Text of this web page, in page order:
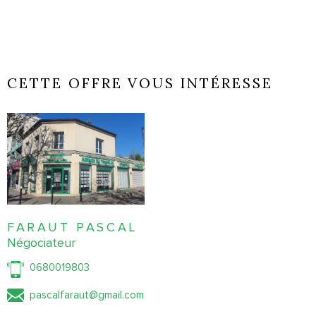
CETTE OFFRE VOUS INTÉRESSE
FARAUT PASCAL
Négociateur
0680019803
pascalfaraut@gmail.com